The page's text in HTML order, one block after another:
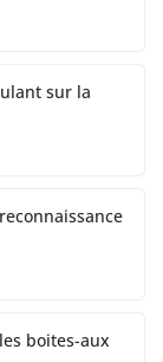
sur la
boites-aux